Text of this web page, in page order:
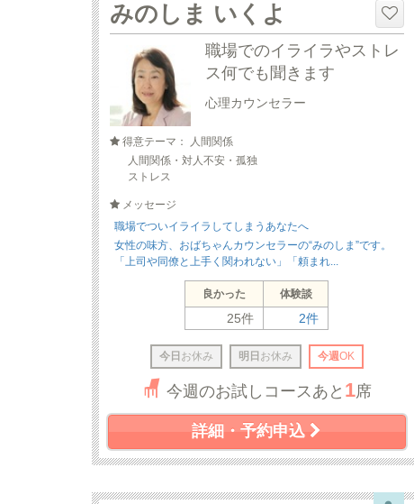
みのしま いくよ
職場でのイライラやストレ
ス何でも聞きます
心理カウンセラー
得意テーマ： 人間関係
人間関係・対人不安・孤独
ストレス
メッセージ
職場でついイライラしてしまうあなたへ
女性の味方、おばちゃんカウンセラーの“みのしま”です。
「上司や同僚と上手く関われない」「頼まれ...
良かった 体験談
25件 2件
今日 お休み 明日 お休み 今週OK
今週のお試しコースあと 1席
詳細・予約申込